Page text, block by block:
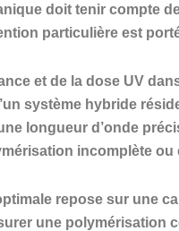
doit tenir compte
particulière est
et de la dose UV
système hybride
longueur d’onde
incomplète ou
repose sur une
une